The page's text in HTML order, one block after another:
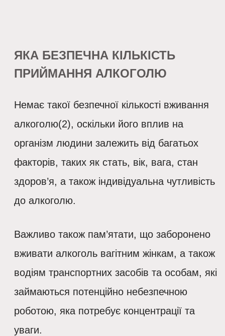
ЯКА БЕЗПЕЧНА КІЛЬКІСТЬ
ПРИЙМАННЯ АЛКОГОЛЮ
Немає такої безпечної кількості вживання
алкоголю(2), оскільки його вплив на
організм людини залежить від багатьох
факторів, таких як стать, вік, вага, стан
здоров’я, а також індивідуальна чутливість
до алкоголю.
Важливо також пам’ятати, що заборонено
вживати алкоголь вагітним жінкам, а також
водіям транспортних засобів та особам, які
займаються потенційно небезпечною
роботою, яка потребує концентрації та
уваги.